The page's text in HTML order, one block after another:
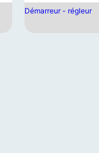
Démarreur - régleur